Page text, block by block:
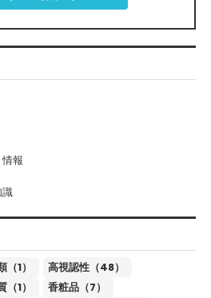
報
1）
高視認性（48）
1）
香粧品（7）